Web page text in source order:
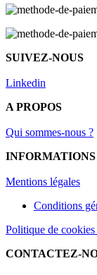
SUIVEZ-NOUS
Linkedin
A PROPOS
Qui sommes-nous ?
INFORMATIONS
Mentions légales
Conditions
Politique de
CONTACTEZ-